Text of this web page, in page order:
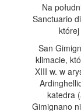
Na
Sanctuario
San
klimacie,
XIII w. w
katedra
Gimignano